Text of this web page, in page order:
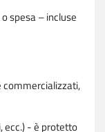
spesa – incluse
commercializzati,
ecc.) - è protetto